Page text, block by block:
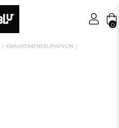
0
KRAVAT/MENDİL/PAPYON